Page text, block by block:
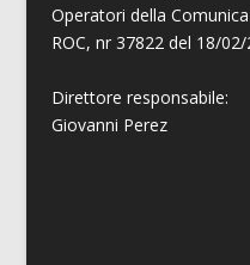
Operatori della
ROC, nr 37822 del 18/
Direttore responsabile:
Giovanni Perez